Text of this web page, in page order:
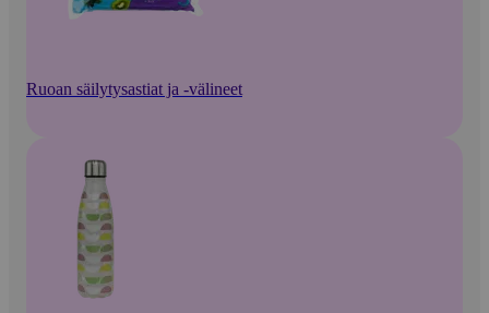
Ruoan säilytysastiat ja -välineet